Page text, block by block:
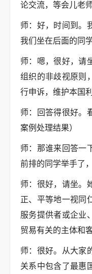
论交流，等会儿老
师：好，时间到。
我们坐在后面的同
师：嗯，很好，请
组织的非歧视原则
行申诉，维护本国利
师：回答得很好。
案例处理结果）
师：那谁来回答一
前排的同学举手了
师：很好，请坐。
正、平等地一视同
服务提供者或企业
贸易有关的主体和客
师：很好。从大家
关系中包含了最惠